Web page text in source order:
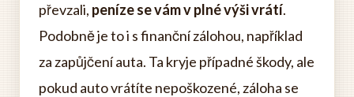
převzali, peníze se vám v plné výši vrátí.
Podobně je to i s finanční zálohou, například
za zapůjčení auta. Ta kryje případné škody, ale
pokud auto vrátíte nepoškozené, záloha se